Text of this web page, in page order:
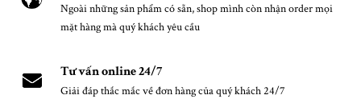
Ngoài những sản phẩm có sẵn, shop mình còn nhận order mọi
mặt hàng mà quý khách yêu cầu
Tư vấn online 24/7
Giải đáp thắc mắc về đơn hàng của quý khách 24/7